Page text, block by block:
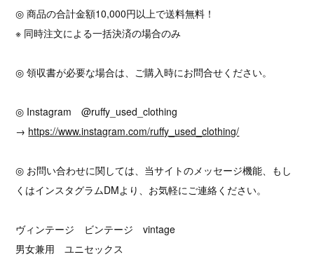
◎ 商品の合計金額10,000円以上で送料無料！
※ 同時注文による一括決済の場合のみ
◎ 領収書が必要な場合は、ご購入時にお問合せください。
◎ Instagram @ruffy_used_clothing
→ https://www.instagram.com/ruffy_used_clothing/
◎ お問い合わせに関しては、当サイトのメッセージ機能、もし
くはインスタグラムDMより、お気軽にご連絡ください。
ヴィンテージ ビンテージ vintage
男女兼用 ユニセックス